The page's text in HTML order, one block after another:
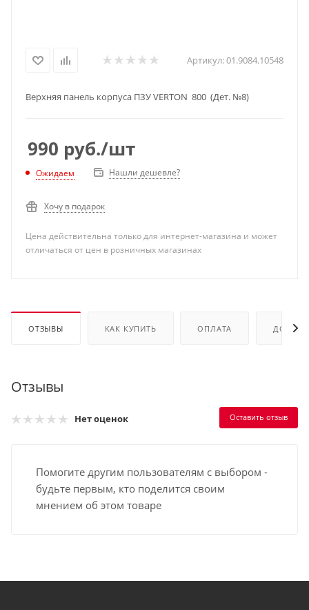
Артикул:01.9084.10548
Верхняя панель корпуса ПЗУ VERTON 800 (Дет. №8)
990 руб./шт
Ожидаем Нашли дешевле?
Хочу в подарок
Цена действительна только для интернет-магазина и может
отличаться от цен в розничных магазинах
ОТЗЫВЫ КАК КУПИТЬ ОПЛАТА
Отзывы
Нет оценок Оставить отзыв
Помогите другим пользователям с выбором -
будьте первым, кто поделится своим
мнением об этом товаре